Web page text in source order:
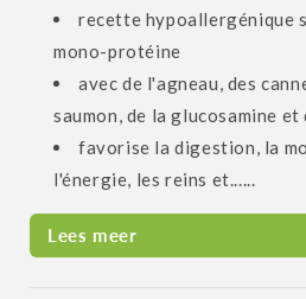
recette hypoallergénique
mono-protéine
avec de l'agneau, des
saumon, de la glucosamine
favorise la digestion, la
l'énergie, les reins et......
Lees meer